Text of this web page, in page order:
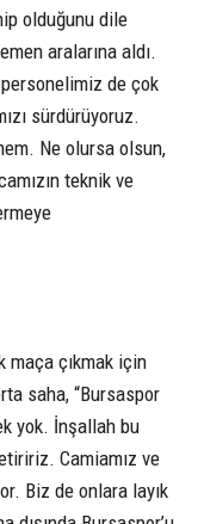
olduğunu dile
aralarına aldı.
de çok
sürdürüyoruz.
Ne olursa olsun,
teknik ve
maça çıkmak için
saha, “Bursaspor
yok. İnşallah bu
Camiamız ve
Biz de onlara layık